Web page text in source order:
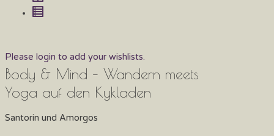
Please login to add your wishlists.
Body & Mind – Wandern meets
Yoga auf den Kykladen
Santorin und Amorgos